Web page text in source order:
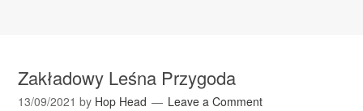
Zakładowy Leśna Przygoda
13/09/2021 by Hop Head Leave a Comment